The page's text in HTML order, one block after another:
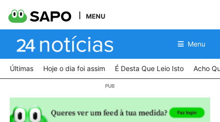
MENU
Menu
Últimas Hoje o dia foi assim É Desta Que Leio Isto Acho